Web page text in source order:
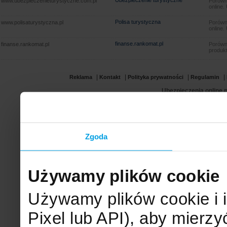
Zgoda
Używamy plików cookie
Używamy plików cookie i
Pixel lub API), aby
www.polisaturystyczna.pl Polisa turystyczna
finanse.rankomat.pl finanse.rankomat.pl
Reklama Kontakt Polityka prywatności Regulamin
Ubezpieczenia